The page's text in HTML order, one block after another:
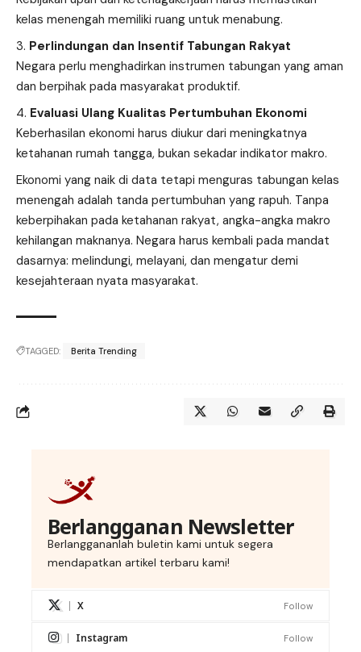
kelas menengah memiliki ruang untuk menabung.
Perlindungan dan Insentif Tabungan Rakyat
Negara perlu menghadirkan instrumen tabungan yang aman
dan berpihak pada masyarakat produktif.
Evaluasi Ulang Kualitas Pertumbuhan Ekonomi
Keberhasilan ekonomi harus diukur dari meningkatnya
ketahanan rumah tangga, bukan sekadar indikator makro.
Ekonomi yang naik di data tetapi menguras tabungan kelas
menengah adalah tanda pertumbuhan yang rapuh. Tanpa
keberpihakan pada ketahanan rakyat, angka-angka makro
kehilangan maknanya. Negara harus kembali pada mandat
dasarnya: melindungi, melayani, dan mengatur demi
kesejahteraan nyata masyarakat.
TAGGED: Berita Trending
Berlangganan Newsletter
Berlanggananlah buletin kami untuk segera
mendapatkan artikel terbaru kami!
X Follow
Instagram Follow